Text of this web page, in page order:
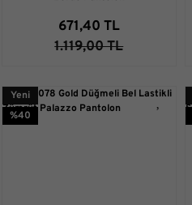
671,40 TL
1.119,00 TL
Yeni
%40